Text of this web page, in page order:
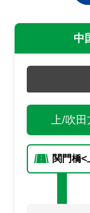
中
通常
通行止め
入口あり
入口封鎖
上/吹
関門橋<